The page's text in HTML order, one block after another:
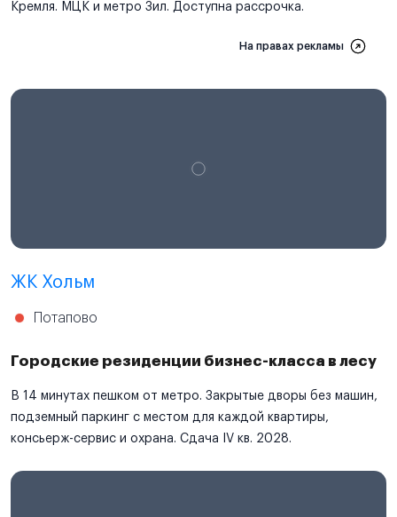
Кремля. МЦК и метро Зил. Доступна рассрочка.
На правах рекламы
ЖК Хольм
Потапово
Городские резиденции бизнес-класса в лесу
В 14 минутах пешком от метро. Закрытые дворы без машин,
подземный паркинг с местом для каждой квартиры,
консьерж-сервис и охрана. Сдача IV кв. 2028.